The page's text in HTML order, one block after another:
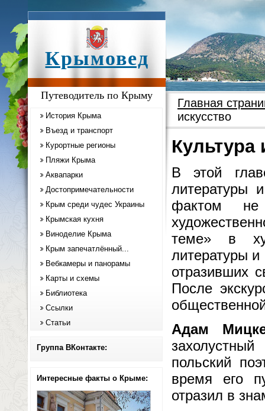
Крымовед
Путеводитель по Крыму
История Крыма
Въезд и транспорт
Курортные регионы
Пляжи Крыма
Аквапарки
Достопримечательности
Крым среди чудес Украины
Крымская кухня
Виноделие Крыма
Крым запечатлённый...
Вебкамеры и панорамы
Карты и схемы
Библиотека
Ссылки
Статьи
Группа ВКонтакте:
Интересные факты о Крыме:
Главная
искусство
Культура
В этой
литературы
фактом
теме» в
литературы и
отразивших
После
Адам
польский
время его
отразил в